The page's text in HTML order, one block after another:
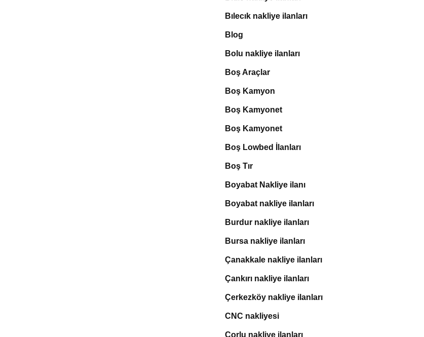
Bılecık nakliye ilanları
Blog
Bolu nakliye ilanları
Boş Araçlar
Boş Kamyon
Boş Kamyonet
Boş Kamyonet
Boş Lowbed İlanları
Boş Tır
Boyabat Nakliye ilanı
Boyabat nakliye ilanları
Burdur nakliye ilanları
Bursa nakliye ilanları
Çanakkale nakliye ilanları
Çankırı nakliye ilanları
Çerkezköy nakliye ilanları
CNC nakliyesi
Çorlu nakliye ilanları